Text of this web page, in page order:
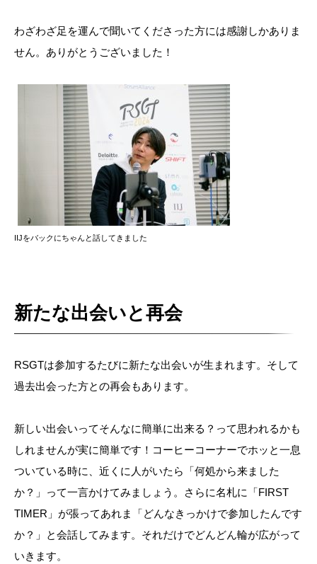
わざわざ足を運んで聞いてくださった方には感謝しかありま
せん。ありがとうございました！
IIJをバックにちゃんと話してきました
新たな出会いと再会
RSGTは参加するたびに新たな出会いが生まれます。そして
過去出会った方との再会もあります。
新しい出会いってそんなに簡単に出来る？って思われるかも
しれませんが実に簡単です！コーヒーコーナーでホッと一息
ついている時に、近くに人がいたら「何処から来ました
か？」って一言かけてみましょう。さらに名札に「FIRST
TIMER」が張ってあれま「どんなきっかけで参加したんです
か？」と会話してみます。それだけでどんどん輪が広がって
いきます。